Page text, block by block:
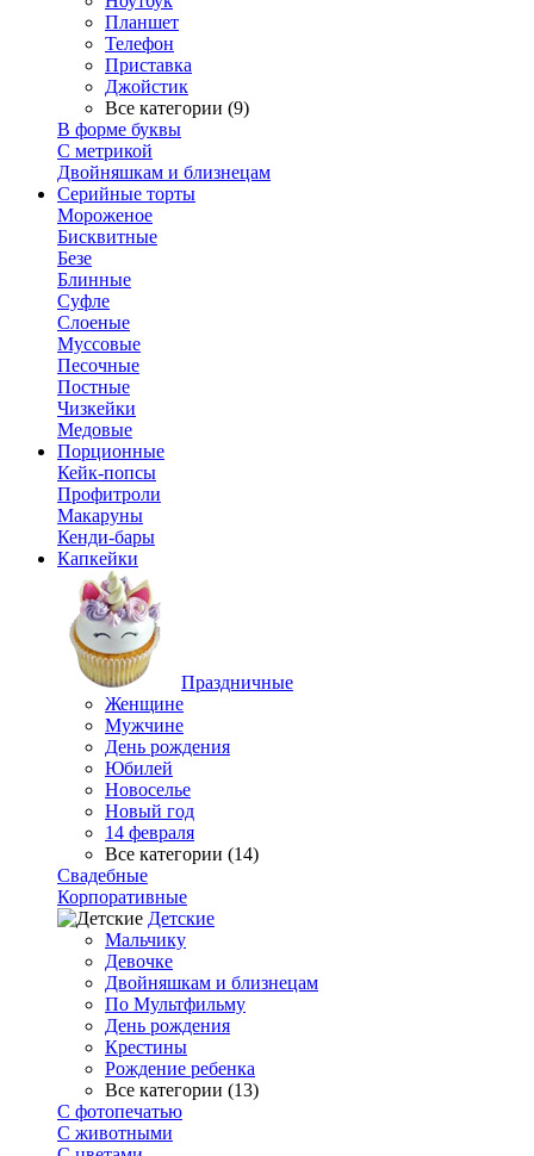
Планшет
Телефон
Приставка
Джойстик
Все категории (9)
В форме буквы
С метрикой
Двойняшкам и близнецам
Серийные торты
Мороженое
Бисквитные
Безе
Блинные
Суфле
Слоеные
Муссовые
Песочные
Постные
Чизкейки
Медовые
Порционные
Кейк-попсы
Профитроли
Макаруны
Кенди-бары
Капкейки
Праздничные
Женщине
Мужчине
День рождения
Юбилей
Новоселье
Новый год
14 февраля
Все категории (14)
Свадебные
Корпоративные
Детские
Мальчику
Девочке
Двойняшкам и близнецам
По Мультфильму
День рождения
Крестины
Рождение ребенка
Все категории (13)
С фотопечатью
C животными